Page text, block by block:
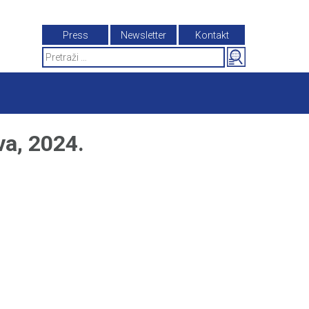
Press Newsletter
Kontakt
Search
for:
2024.